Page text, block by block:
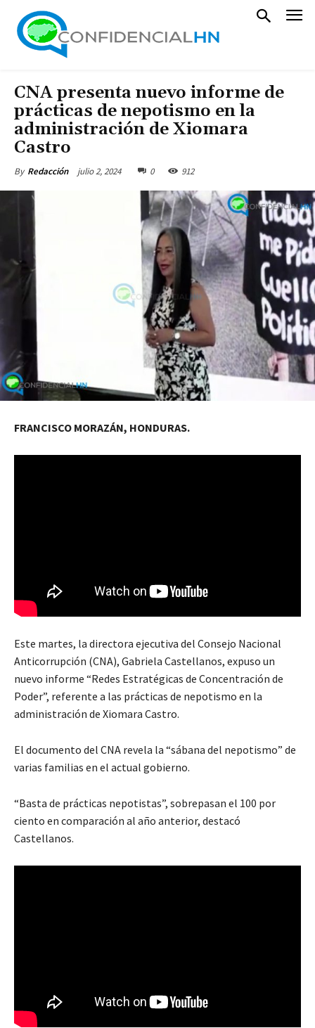
CNA presenta nuevo informe de
prácticas de nepotismo en la
administración de Xiomara
Castro
By Redacción julio 2, 2024 0 912
FRANCISCO MORAZÁN, HONDURAS.
Este martes, la directora ejecutiva del Consejo Nacional
Anticorrupción (CNA), Gabriela Castellanos, expuso un
nuevo informe “Redes Estratégicas de Concentración de
Poder”, referente a las prácticas de nepotismo en la
administración de Xiomara Castro.
El documento del CNA revela la “sábana del nepotismo” de
varias familias en el actual gobierno.
“Basta de prácticas nepotistas”, sobrepasan el 100 por
ciento en comparación al año anterior, destacó
Castellanos.